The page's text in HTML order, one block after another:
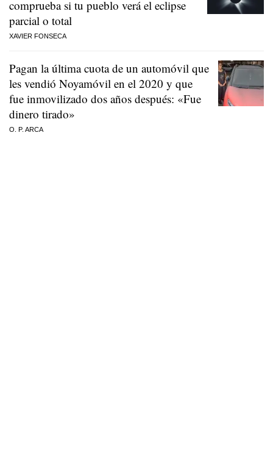
comprueba si tu pueblo verá el eclipse
parcial o total
XAVIER FONSECA
Pagan la última cuota de un automóvil que
les vendió Noyamóvil en el 2020 y que
fue inmovilizado dos años después: «Fue
dinero tirado»
O. P. ARCA